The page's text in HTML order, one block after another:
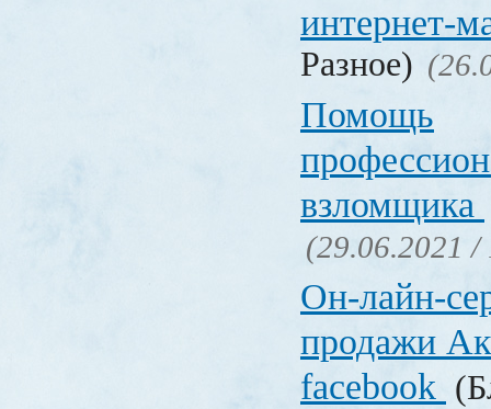
интернет-
Разное)
Помощь
взломщика
(29.06.2021 /
Он-лайн-
продажи
facebook